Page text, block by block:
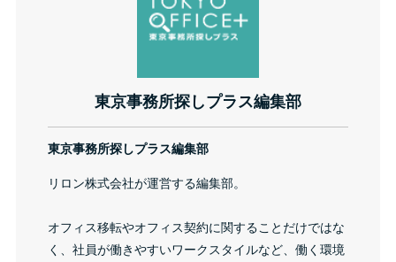
東京事務所探しプラス編集部
東京事務所探しプラス編集部
リロン株式会社が運営する編集部。
オフィス移転やオフィス契約に関することだけではな
く、社員が働きやすいワークスタイルなど、働く環境